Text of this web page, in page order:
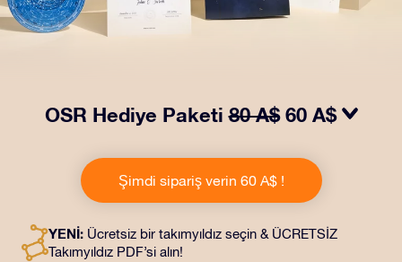
OSR Hediye Paketi80 A$ 60 A$
zarf içinde kişiye özel hazırlanan belgelerin seçtiğiniz
adrese teslimatı ile çevrimiçi belgeler ve uygulamalara
erişim imkanı bu pakete dahildir. Bu, arkadaşlarınıza ve
yoludur.
Şimdi sipariş verin 60 A$ !
YENİ: Ücretsiz bir takımyıldız seçin & ÜCRETSİZ
Takımyıldız PDF’si alın!